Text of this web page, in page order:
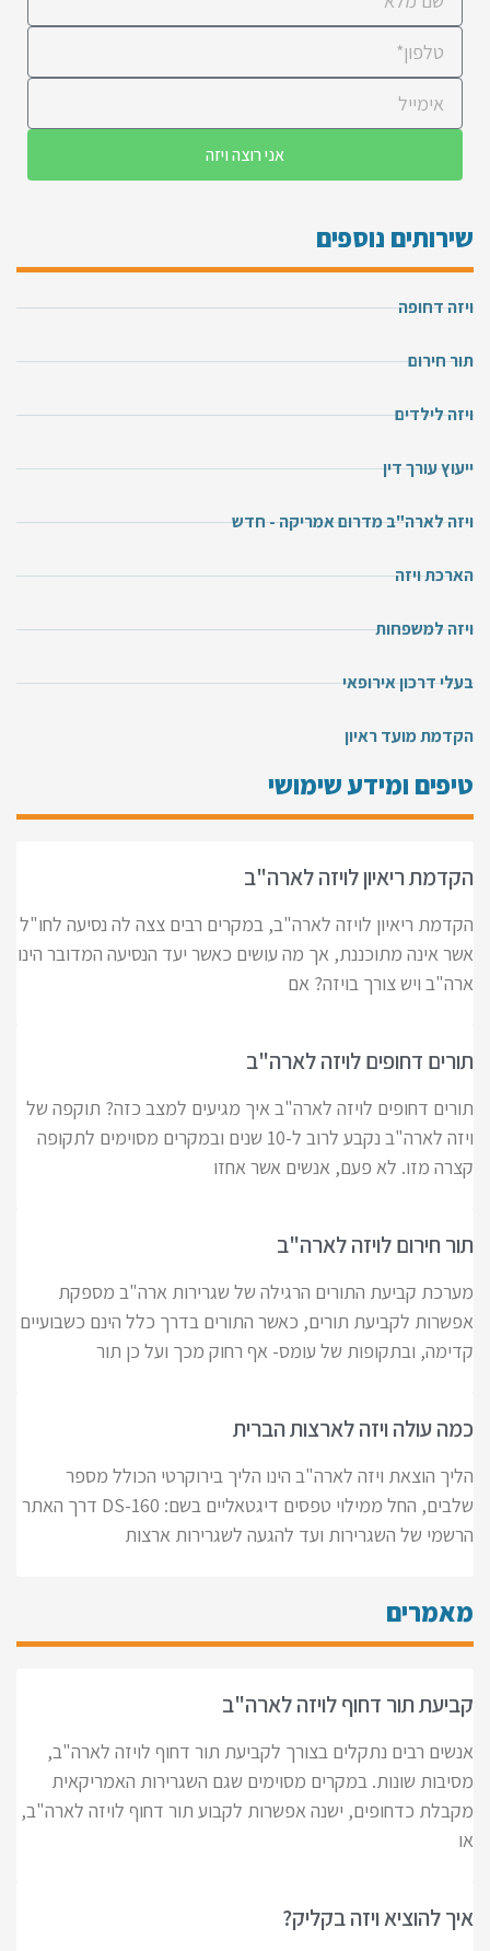
אני רוצה ויזה
שירותים נוספים
ויזה דחופה
תור חירום
ויזה לילדים
ייעוץ עורך דין
ויזה לארה"ב מדרום אמריקה - חדש
הארכת ויזה
ויזה למשפחות
בעלי דרכון אירופאי
הקדמת מועד ראיון
טיפים ומידע שימושי
הקדמת ריאיון לויזה לארה"ב
הקדמת ריאיון לויזה לארה"ב, במקרים רבים צצה לה נסיעה לחו"ל
אשר אינה מתוכננת, אך מה עושים כאשר יעד הנסיעה המדובר הינו
ארה"ב ויש צורך בויזה? אם
תורים דחופים לויזה לארה"ב
תורים דחופים לויזה לארה"ב איך מגיעים למצב כזה? תוקפה של
ויזה לארה"ב נקבע לרוב ל-10 שנים ובמקרים מסוימים לתקופה
קצרה מזו. לא פעם, אנשים אשר אחזו
תור חירום לויזה לארה"ב
מערכת קביעת התורים הרגילה של שגרירות ארה"ב מספקת
אפשרות לקביעת תורים, כאשר התורים בדרך כלל הינם כשבועיים
קדימה, ובתקופות של עומס- אף רחוק מכך ועל כן תור
כמה עולה ויזה לארצות הברית
הליך הוצאת ויזה לארה"ב הינו הליך בירוקרטי הכולל מספר
שלבים, החל ממילוי טפסים דיגטאליים בשם: DS-160 דרך האתר
הרשמי של השגרירות ועד להגעה לשגרירות ארצות
מאמרים
קביעת תור דחוף לויזה לארה"ב
אנשים רבים נתקלים בצורך לקביעת תור דחוף לויזה לארה"ב,
מסיבות שונות. במקרים מסוימים שגם השגרירות האמריקאית
מקבלת כדחופים, ישנה אפשרות לקבוע תור דחוף לויזה לארה"ב,
או
איך להוציא ויזה בקליק?